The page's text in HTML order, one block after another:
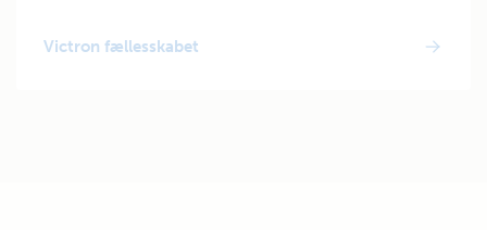
Victron fællesskabet